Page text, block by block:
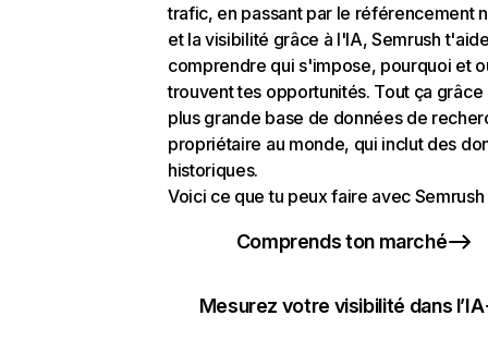
trafic, en passant par le référencement
et la visibilité grâce à l'IA, Semrush
comprendre qui s'impose, pourquoi et
trouvent tes opportunités. Tout ça grâce
plus grande base de données de
propriétaire au monde, qui inclut des
historiques.
Voici ce que tu peux faire avec Semrush
Comprends ton marché
Mesurez votre visibilité dans l’IA